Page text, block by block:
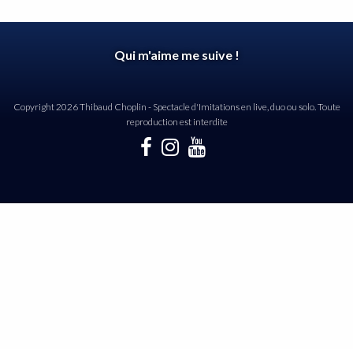
Qui m'aime me suive !
Copyright 2026 Thibaud Choplin - Spectacle d'Imitations en live, duo ou solo. Toute
reproduction est interdite